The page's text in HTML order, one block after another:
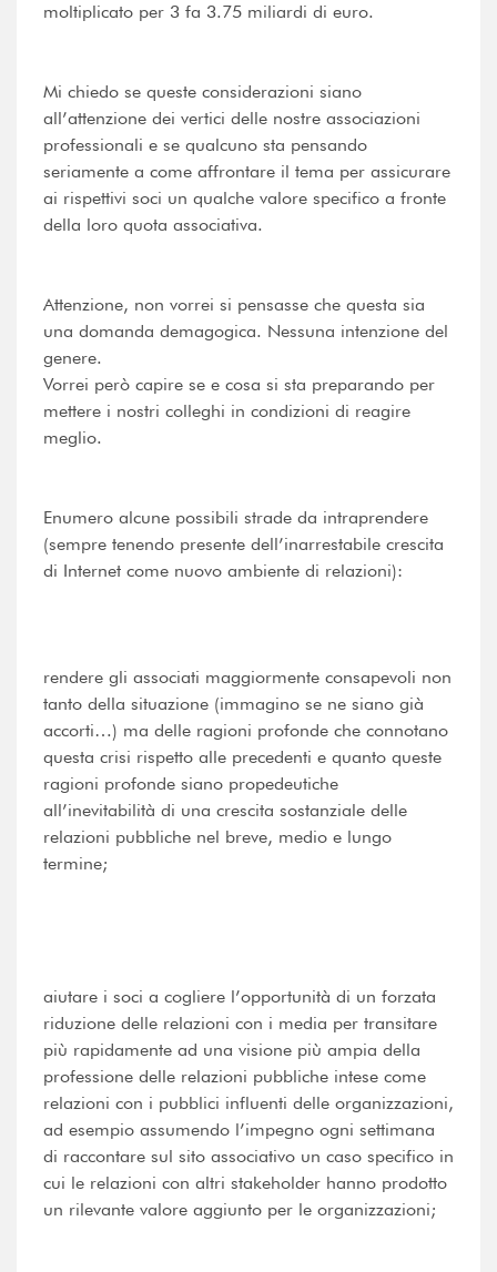
moltiplicato per 3 fa 3.75 miliardi di euro.
Mi chiedo se queste considerazioni siano
all’attenzione dei vertici delle nostre associazioni
professionali e se qualcuno sta pensando
seriamente a come affrontare il tema per assicurare
ai rispettivi soci un qualche valore specifico a fronte
della loro quota associativa.
Attenzione, non vorrei si pensasse che questa sia
una domanda demagogica. Nessuna intenzione del
genere.
Vorrei però capire se e cosa si sta preparando per
mettere i nostri colleghi in condizioni di reagire
meglio.
Enumero alcune possibili strade da intraprendere
(sempre tenendo presente dell’inarrestabile crescita
di Internet come nuovo ambiente di relazioni):
rendere gli associati maggiormente consapevoli non
tanto della situazione (immagino se ne siano già
accorti…) ma delle ragioni profonde che connotano
questa crisi rispetto alle precedenti e quanto queste
ragioni profonde siano propedeutiche
all’inevitabilità di una crescita sostanziale delle
relazioni pubbliche nel breve, medio e lungo
termine;
aiutare i soci a cogliere l’opportunità di un forzata
riduzione delle relazioni con i media per transitare
più rapidamente ad una visione più ampia della
professione delle relazioni pubbliche intese come
relazioni con i pubblici influenti delle organizzazioni,
ad esempio assumendo l’impegno ogni settimana
di raccontare sul sito associativo un caso specifico in
cui le relazioni con altri stakeholder hanno prodotto
un rilevante valore aggiunto per le organizzazioni;